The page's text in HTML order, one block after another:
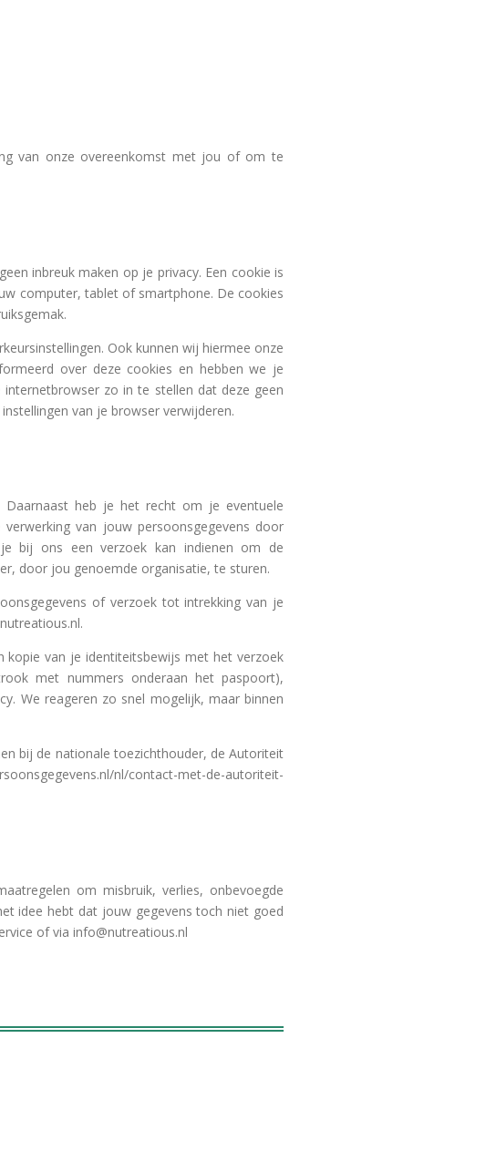
van onze overeenkomst met jou of om te
inbreuk maken op je privacy. Een cookie is
computer, tablet of smartphone. De cookies
Ook kunnen wij hiermee onze
over deze cookies en hebben we je
zo in te stellen dat deze geen
van je browser verwijderen.
heb je het recht om je eventuele
van jouw persoonsgegevens door
bij ons een verzoek kan indienen om de
door jou genoemde organisatie, te sturen.
of verzoek tot intrekking van je
van je identiteitsbewijs met het verzoek
met nummers onderaan het paspoort),
We reageren zo snel mogelijk, maar binnen
bij de nationale toezichthouder, de Autoriteit
nl/contact-met-de-autoriteit-
om misbruik, verlies, onbevoegde
idee hebt dat jouw gegevens toch niet goed
of via info@nutreatious.nl